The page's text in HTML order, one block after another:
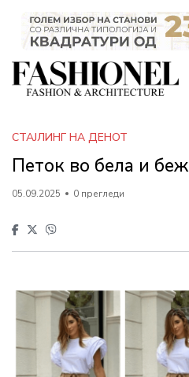
СТАЈЛИНГ НА ДЕНОТ
Петок во бела и беж
05.09.2025 0 прегледи